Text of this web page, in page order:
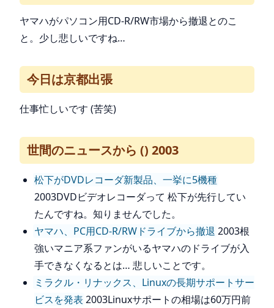
ヤマハがパソコン用CD-R/RW市場から撤退とのこ
と。少し悲しいですね…
今日は京都出張
仕事忙しいです (苦笑)
世間のニュースから () 2003
松下がDVDレコーダ新製品、一挙に5機種
2003DVDビデオレコーダって 松下が先行してい
たんですね。知りませんでした。
ヤマハ、PC用CD-R/RWドライブから撤退 2003根
強いマニア系ファンがいるヤマハのドライブが入
手できなくなるとは… 悲しいことです。
ミラクル・リナックス、Linuxの長期サポートサー
ビスを発表 2003Linuxサポートの相場は60万円前